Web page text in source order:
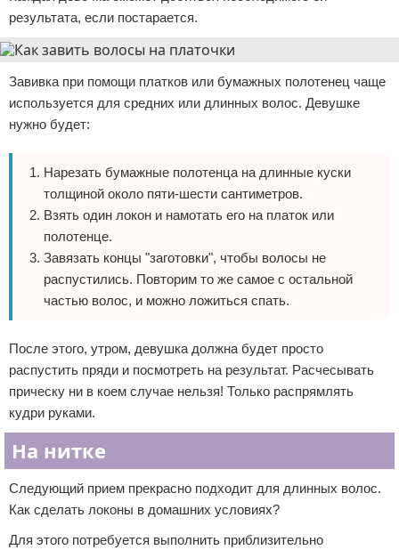
результата, если постарается.
Завивка при помощи платков или бумажных полотенец чаще
используется для средних или длинных волос. Девушке
нужно будет:
Нарезать бумажные полотенца на длинные куски
толщиной около пяти-шести сантиметров.
Взять один локон и намотать его на платок или
полотенце.
Завязать концы "заготовки", чтобы волосы не
распустились. Повторим то же самое с остальной
частью волос, и можно ложиться спать.
После этого, утром, девушка должна будет просто
распустить пряди и посмотреть на результат. Расчесывать
прическу ни в коем случае нельзя! Только распрямлять
кудри руками.
На нитке
Следующий прием прекрасно подходит для длинных волос.
Как сделать локоны в домашних условиях?
Для этого потребуется выполнить приблизительно